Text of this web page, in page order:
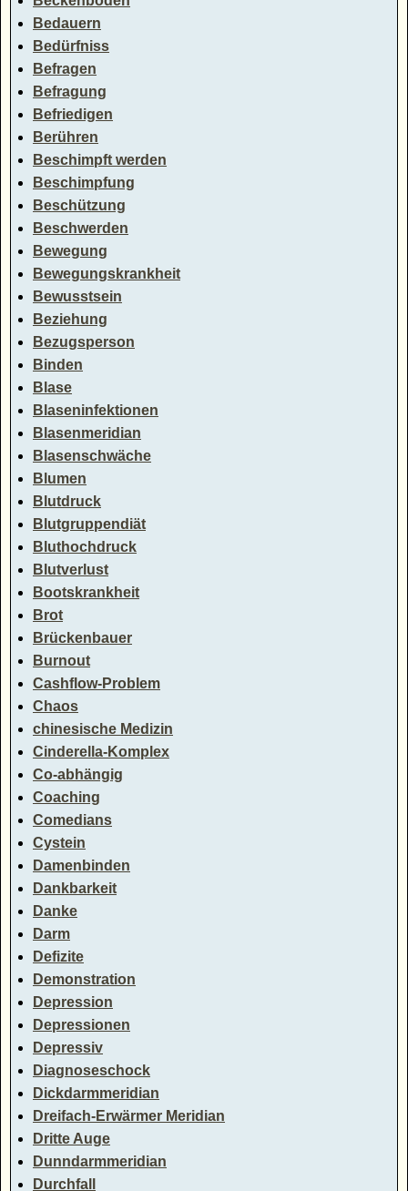
Bedauern
Bedürfniss
Befragen
Befragung
Befriedigen
Berühren
Beschimpft werden
Beschimpfung
Beschützung
Beschwerden
Bewegung
Bewegungskrankheit
Bewusstsein
Beziehung
Bezugsperson
Binden
Blase
Blaseninfektionen
Blasenmeridian
Blasenschwäche
Blumen
Blutdruck
Blutgruppendiät
Bluthochdruck
Blutverlust
Bootskrankheit
Brot
Brückenbauer
Burnout
Cashflow-Problem
Chaos
chinesische Medizin
Cinderella-Komplex
Co-abhängig
Coaching
Comedians
Cystein
Damenbinden
Dankbarkeit
Danke
Darm
Defizite
Demonstration
Depression
Depressionen
Depressiv
Diagnoseschock
Dickdarmmeridian
Dreifach-Erwärmer Meridian
Dritte Auge
Dunndarmmeridian
Durchfall